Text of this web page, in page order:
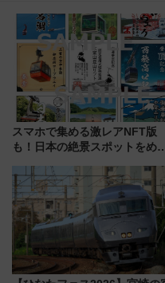
スマホで集める激レアNFT版
も！日本の絶景スポットをめ
ん)」企画がスタート